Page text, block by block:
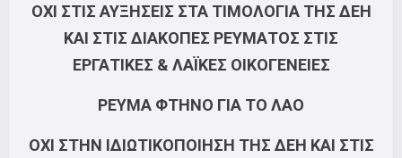
ΟΧΙ ΣΤΙΣ ΑΥΞΗΣΕΙΣ ΣΤΑ ΤΙΜΟΛΟΓΙΑ ΤΗΣ ΔΕΗ
ΚΑΙ ΣΤΙΣ ΔΙΑΚΟΠΕΣ ΡΕΥΜΑΤΟΣ ΣΤΙΣ
ΕΡΓΑΤΙΚΕΣ & ΛΑΪΚΕΣ ΟΙΚΟΓΕΝΕΙΕΣ
ΡΕΥΜΑ ΦΤΗΝΟ ΓΙΑ ΤΟ ΛΑΟ
ΟΧΙ ΣΤΗΝ ΙΔΙΩΤΙΚΟΠΟΙΗΣΗ ΤΗΣ ΔΕΗ ΚΑΙ ΣΤΙΣ